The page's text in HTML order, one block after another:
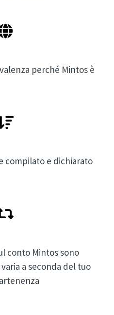
perché Mintos è
compilato e dichiarato
conto Mintos sono
a seconda del tuo